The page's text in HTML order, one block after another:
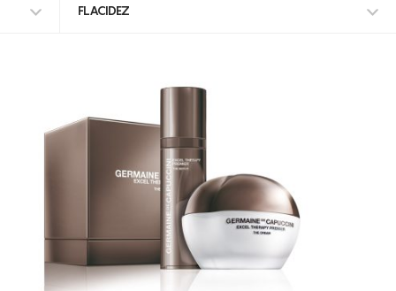
FLACIDEZ
ANTI-MANCHAS
DEFINIÇÃO DO CONTORNO FACIAL
DESIDRATAÇÃO
DESMAQUILHANTE
ENVELHECIMENTO
EXFOLIA